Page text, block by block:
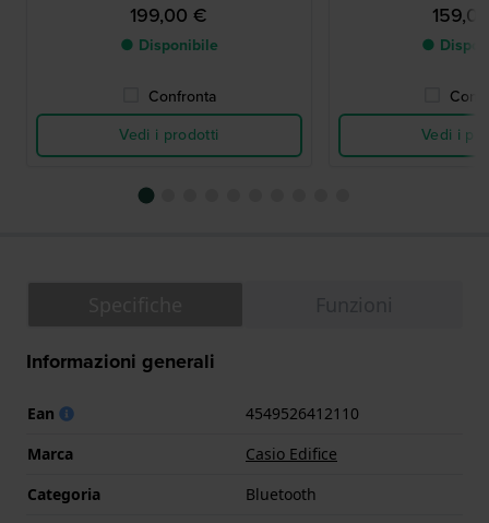
199,00 €
● Disponibile
Confronta
Vedi i prodotti
●
Vedi i
Informazioni generali
Ean
4549526412110
Marca
Casio Edifice
Categoria
Bluetooth